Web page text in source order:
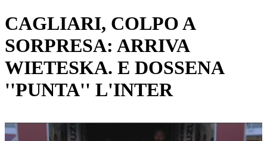
CAGLIARI, COLPO A
SORPRESA: ARRIVA
WIETESKA. E DOSSENA
''PUNTA'' L'INTER